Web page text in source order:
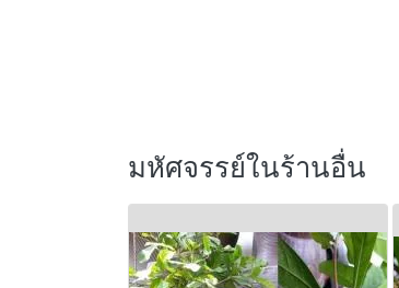
มหัศจรรย์ในร้านอื่น